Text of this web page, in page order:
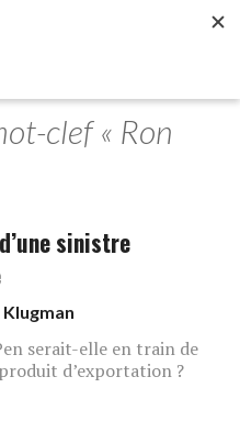
clef « Ron
sinistre
serait-elle en train de
d’exportation ?